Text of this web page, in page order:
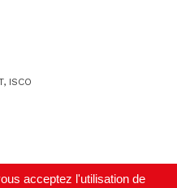
ISCO
acceptez l'utilisation de